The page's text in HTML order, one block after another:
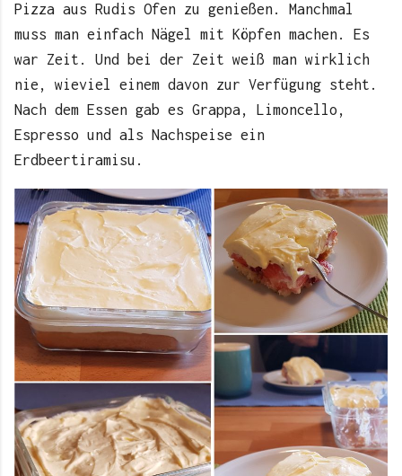
Pizza aus Rudis Ofen zu genießen. Manchmal
muss man einfach Nägel mit Köpfen machen. Es
war Zeit. Und bei der Zeit weiß man wirklich
nie, wieviel einem davon zur Verfügung steht.
Nach dem Essen gab es Grappa, Limoncello,
Espresso und als Nachspeise ein
Erdbeertiramisu.